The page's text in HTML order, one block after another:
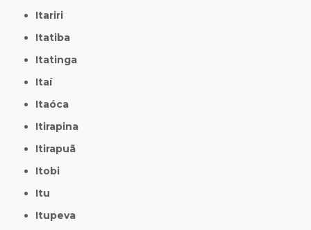
Itariri
Itatiba
Itatinga
Itaí
Itaóca
Itirapina
Itirapuã
Itobi
Itu
Itupeva